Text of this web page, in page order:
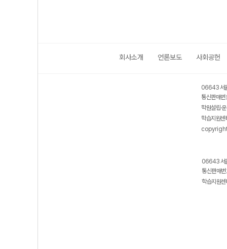
회사소개 언론보도 사회공헌
06643 서
통신판매
학원설립·
학습지원
06643 서
통신판매
학습지원